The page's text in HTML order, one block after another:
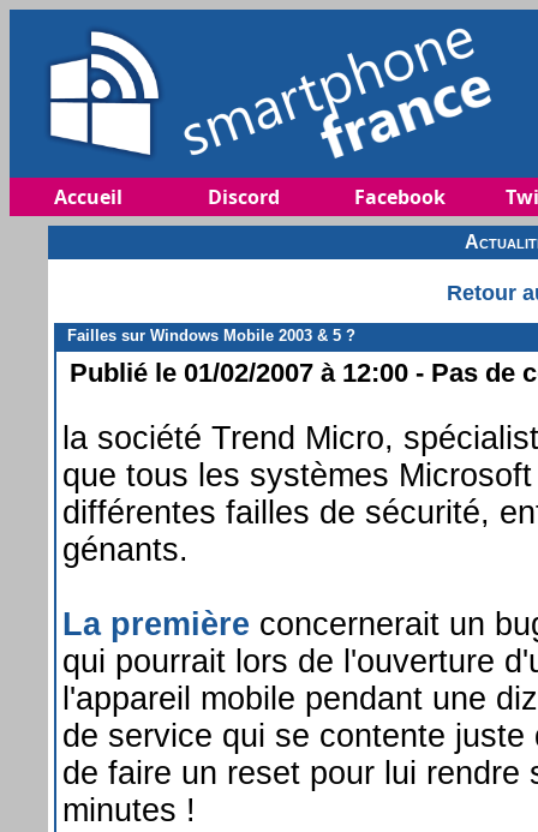
Accueil Discord Facebook
Retour
Failles sur Windows Mobile 2003 & 5 ?
Publié le 01/02/2007 à 12:00 - Pas de
la société Trend Micro,
que tous les systèmes
différentes failles de sécurité,
génants.
La première concernerait un
qui pourrait lors de l'ouverture
l'appareil mobile pendant une
de service qui se contente
de faire un reset pour lui
minutes !